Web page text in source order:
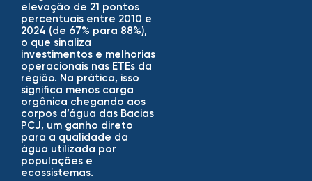
elevação de 21 pontos
percentuais entre 2010 e
2024 (de 67% para 88%),
o que sinaliza
investimentos e melhorias
operacionais nas ETEs da
região. Na prática, isso
significa menos carga
orgânica chegando aos
corpos d’água das Bacias
PCJ, um ganho direto
para a qualidade da
água utilizada por
populações e
ecossistemas.